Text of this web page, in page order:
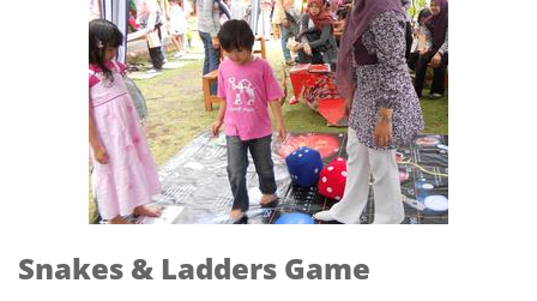
Snakes & Ladders Game